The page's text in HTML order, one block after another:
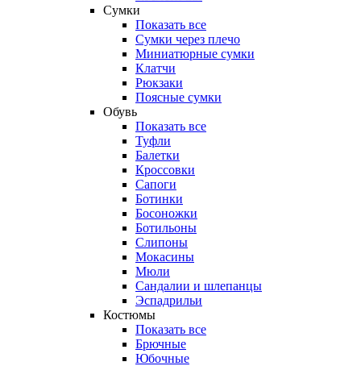
Сумки
Показать все
Сумки через плечо
Миниатюрные cумки
Клатчи
Рюкзаки
Поясные сумки
Обувь
Показать все
Туфли
Балетки
Кроссовки
Сапоги
Ботинки
Босоножки
Ботильоны
Слипоны
Мокасины
Мюли
Сандалии и шлепанцы
Эспадрильи
Костюмы
Показать все
Брючные
Юбочные